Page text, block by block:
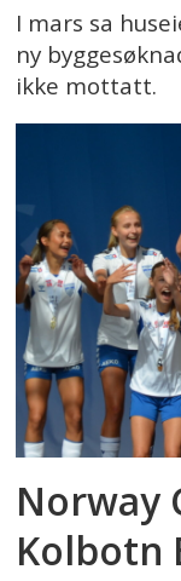
I mars sa
ny
ikke mottatt.
Norway
Kolbotn